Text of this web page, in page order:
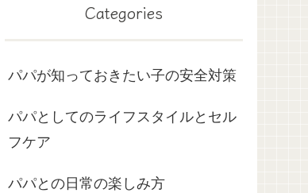
Categories
パパが知っておきたい子の安全対策
パパとしてのライフスタイルとセル
フケア
パパとの日常の楽しみ方